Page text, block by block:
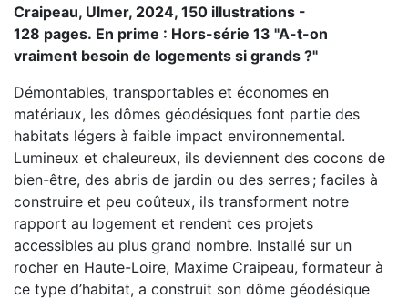
Craipeau, Ulmer, 2024, 150 illustrations -
128 pages. En prime : Hors-série 13 "A-t-on
vraiment besoin de logements si grands ?"
Démontables, transportables et économes en
matériaux, les dômes géodésiques font partie des
habitats légers à faible impact environnemental.
Lumineux et chaleureux, ils deviennent des cocons de
bien-être, des abris de jardin ou des serres ; faciles à
construire et peu coûteux, ils transforment notre
rapport au logement et rendent ces projets
accessibles au plus grand nombre. Installé sur un
rocher en Haute-Loire, Maxime Craipeau, formateur à
ce type d’habitat, a construit son dôme géodésique